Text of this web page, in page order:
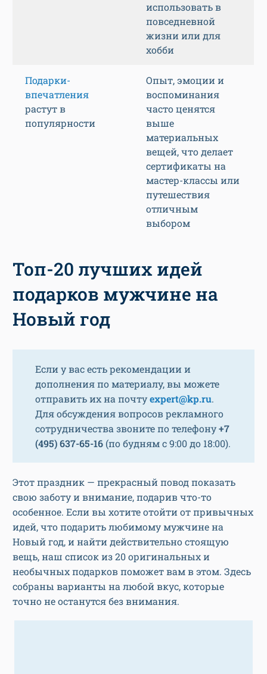
использовать в
повседневной
жизни или для
хобби
Подарки-
впечатления
растут в
популярности
Опыт, эмоции и
воспоминания
часто ценятся
выше
материальных
вещей, что делает
сертификаты на
мастер-классы или
путешествия
отличным
выбором
Топ-20 лучших идей
подарков мужчине на
Новый год
Если у вас есть рекомендации и
дополнения по материалу, вы можете
отправить их на почтуexpert@kp.ru.
Для обсуждения вопросов рекламного
сотрудничества звоните по телефону+7
(495) 637-65-16 (по будням с 9:00 до 18:00).
Этот праздник — прекрасный повод показать
свою заботу и внимание, подарив что-то
особенное. Если вы хотите отойти от привычных
идей, что подарить любимому мужчине на
Новый год, и найти действительно стоящую
вещь, наш список из 20 оригинальных и
необычных подарков поможет вам в этом. Здесь
собраны варианты на любой вкус, которые
точно не останутся без внимания.